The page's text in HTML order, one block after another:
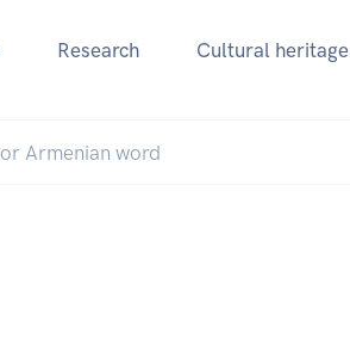
Research Cultural heritage